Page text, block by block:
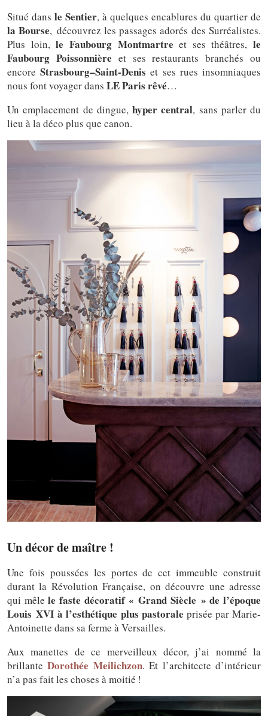
Situé dans le Sentier, à quelques encablures du quartier de
la Bourse, découvrez les passages adorés des Surréalistes.
Plus loin,le Faubourg Montmartre et ses théâtres, le
Faubourg Poissonnière et ses restaurants branchés ou
encoreStrasbourg–Saint-Denis et ses rues insomniaques
nous font voyager dans LE Paris rêvé…
Un emplacement de dingue, hyper central, sans parler du
lieu à la déco plus que canon.
Un décor de maître !
Une fois poussées les portes de cet immeuble construit
durant la Révolution Française, on découvre une adresse
qui mêlele faste décoratif « Grand Siècle » de l’époque
Louis XVI à l’esthétique plus pastorale prisée par Marie-
Antoinette dans sa ferme à Versailles.
Aux manettes de ce merveilleux décor, j’ai nommé la
brillanteDorothée Meilichzon. Et l’architecte d’intérieur
n’a pas fait les choses à moitié !